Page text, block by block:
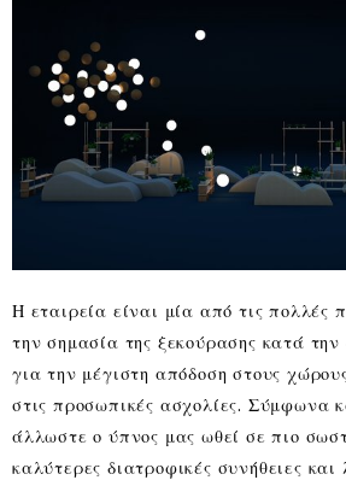
Η εταιρεία είναι μία από τις πολλές
την σημασία της ξεκούρασης κατά την
για την μέγιστη απόδοση στους
στις προσωπικές ασχολίες. Σύμφωνα
άλλωστε ο ύπνος μας ωθεί σε πιο
καλύτερες διατροφικές συνήθειες και